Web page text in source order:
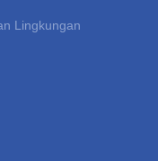
Lingkungan